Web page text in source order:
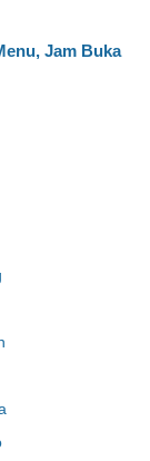
Jam Buka